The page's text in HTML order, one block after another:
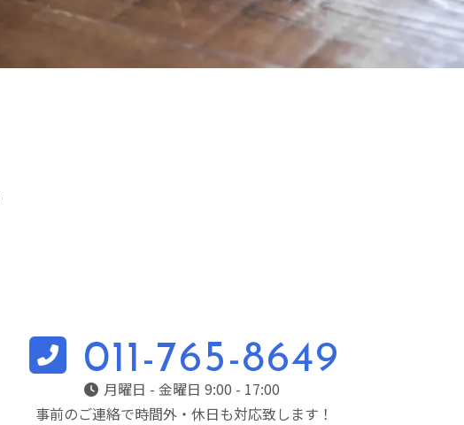
011-765-8649
月曜日 - 金曜日 9:00 - 17:00
事前のご連絡で時間外・休日も対応致します！